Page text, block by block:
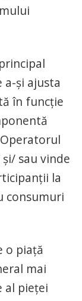
şi ajusta
în funcţie
sau vinde
la
consumuri
o piață
mai
al pieţei